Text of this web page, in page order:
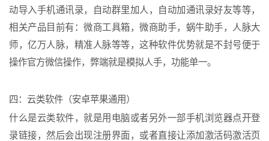
动导入手机通讯录，自动群里加人，自动加通讯录好友等等，
相关产品目前有：微商工具箱，微商助手，蜗牛助手，人脉大
师，亿万人脉，精准人脉等等，这种软件优势就是不封号便于
操作官方微信操作，弊端就是模拟人手，功能单一。
四：云类软件（安卓苹果通用）
什么是云类软件，就是用电脑或者另外一部手机浏览器点开登
录链接，然后会出现注册界面，或者直接让添加激活码激活页